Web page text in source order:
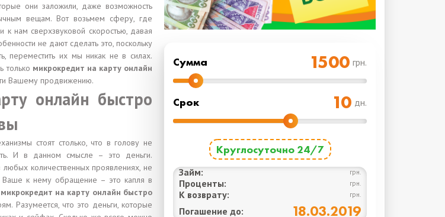
Cумма грн.
Срок дн.
Круглосуточно 24/7
Займ: грн.
Проценты: грн.
К возврату: грн.
Погашение до: 18.03.2019
они заложили, даже возможность
вещам. Вот возьмем сферу, где
к нам сверхзвуковой скоростью, давая
не дают сделать это, поскольку
переместить их мы никак не в силах.
только микрокредит на карту онлайн
Вашему продвижению.
онлайн быстро
стоят столько, что в голову не
И в данном смысле – это деньги.
количественных проявлениях, не
Ваше к нему обращение – это капля в
микрокредит на карту онлайн быстро
Разумеется, что это деньги, которые